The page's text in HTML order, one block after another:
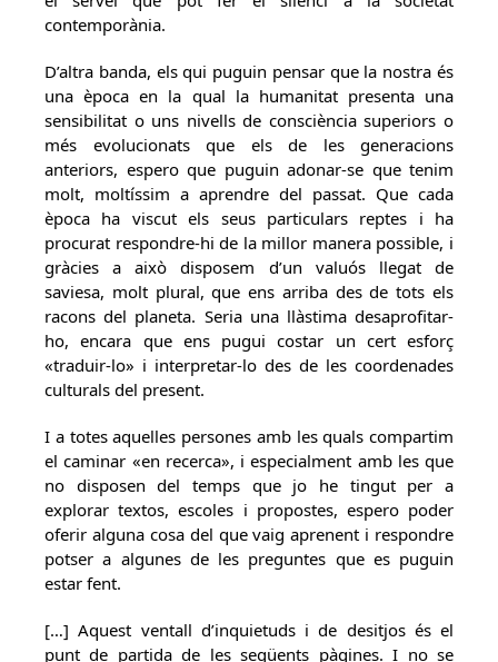
contemporània.
D’altra banda, els qui puguin pensar que la nostra és
una època en la qual la humanitat presenta una
sensibilitat o uns nivells de consciència superiors o
més evolucionats que els de les generacions
anteriors, espero que puguin adonar-se que tenim
molt, moltíssim a aprendre del passat. Que cada
època ha viscut els seus particulars reptes i ha
procurat respondre-hi de la millor manera possible, i
gràcies a això disposem d’un valuós llegat de
saviesa, molt plural, que ens arriba des de tots els
racons del planeta. Seria una llàstima desaprofitar-
ho, encara que ens pugui costar un cert esforç
«traduir-lo» i interpretar-lo des de les coordenades
culturals del present.
I a totes aquelles persones amb les quals compartim
el caminar «en recerca», i especialment amb les que
no disposen del temps que jo he tingut per a
explorar textos, escoles i propostes, espero poder
oferir alguna cosa del que vaig aprenent i respondre
potser a algunes de les preguntes que es puguin
estar fent.
[…] Aquest ventall d’inquietuds i de desitjos és el
punt de partida de les següents pàgines. I no se